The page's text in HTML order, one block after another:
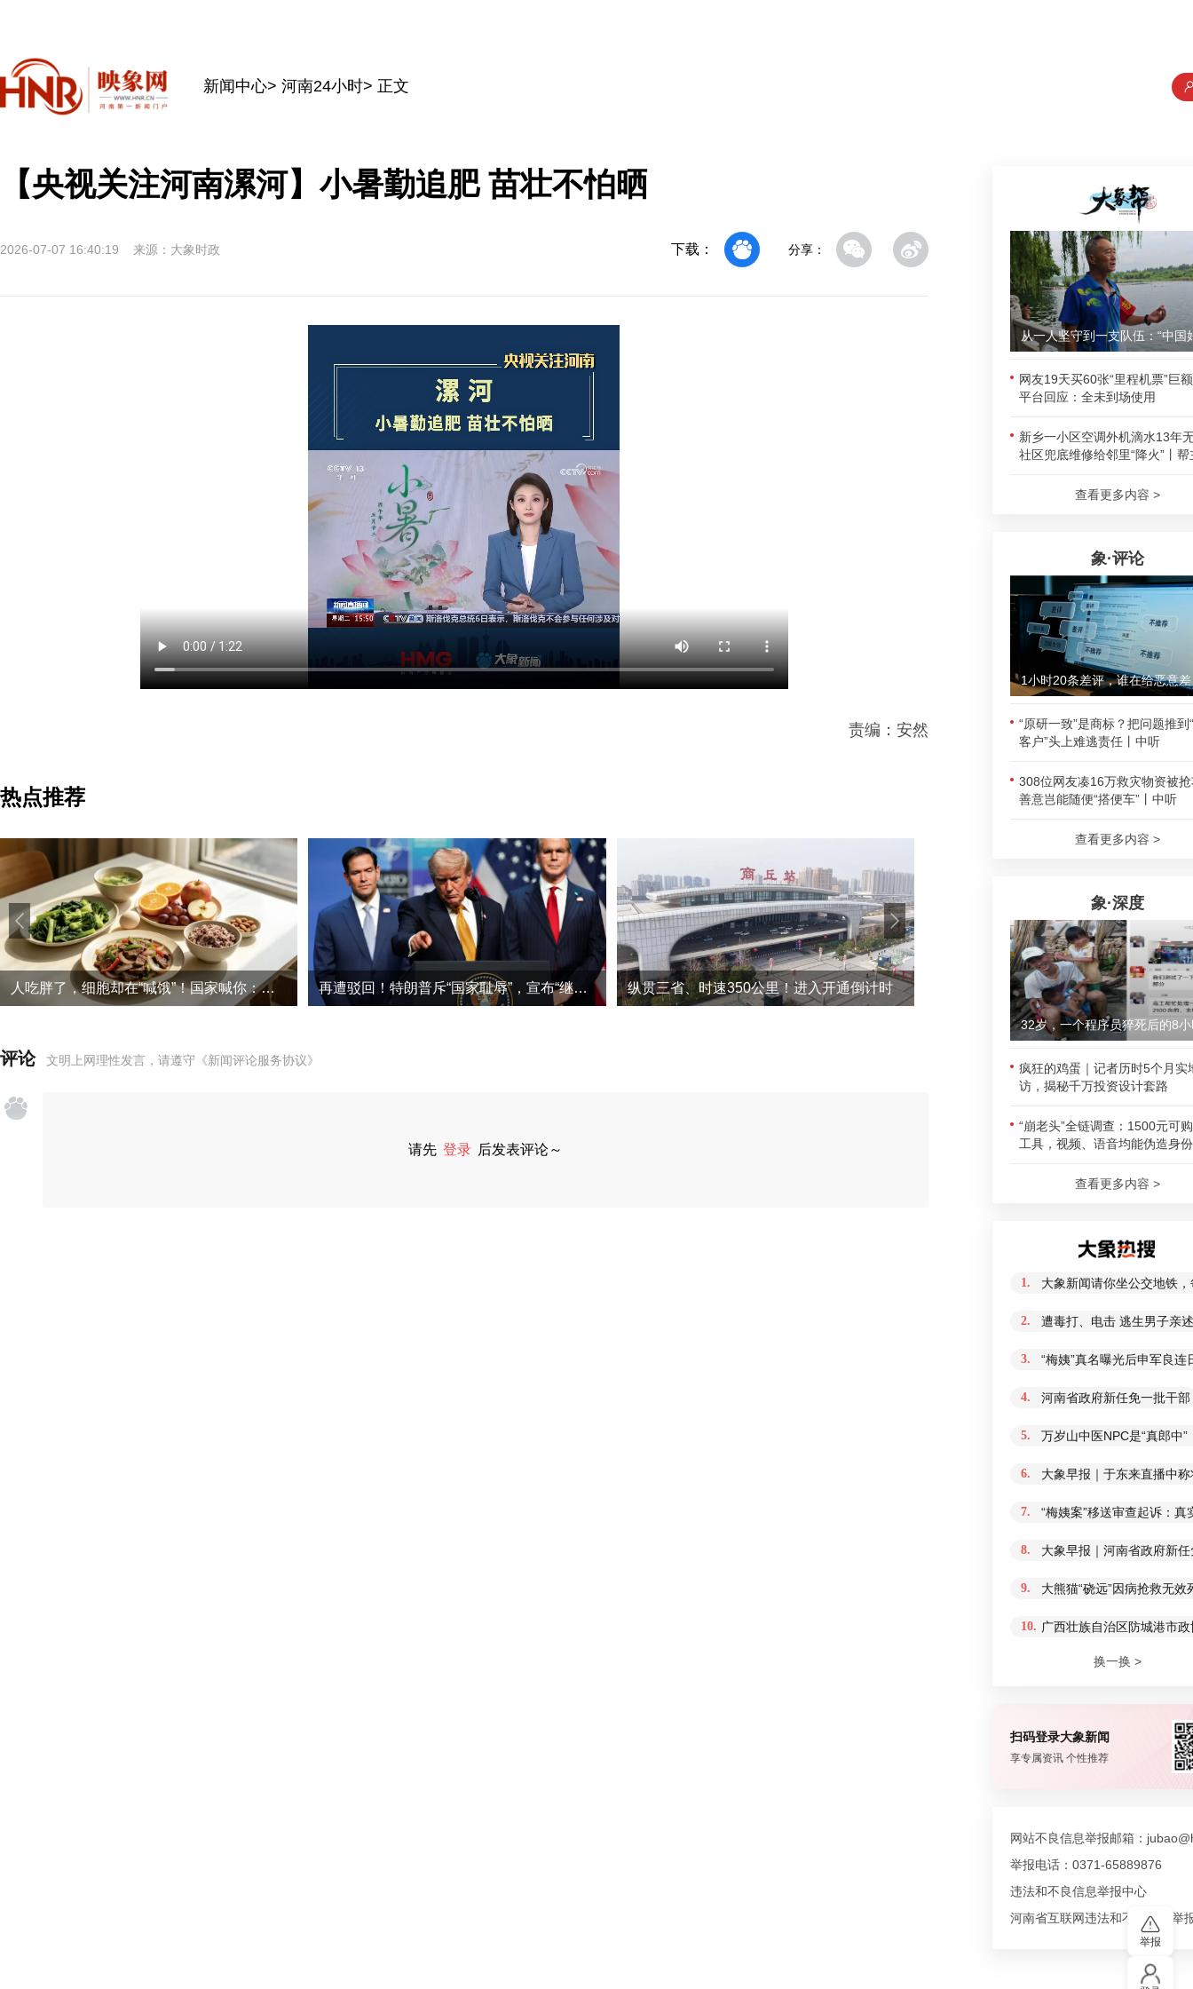
新闻中心> 河南24小时> 正文
【央视关注河南漯河】小暑勤追肥 苗壮不怕晒
2026-07-07 16:40:19 来源：大象时政 下载： 分享：
责编：安然
热点推荐
人吃胖了，细胞却在“喊饿”！国家喊你：多吃“高营养素密度食物” 再遭驳回！特朗普斥“国家耻辱”，宣布“继续上诉” 纵贯三省、时速350公里！进入开通倒计时
评论 文明上网理性发言，请遵守 《新闻评论服务协议》
请先 登录 后发表评论～
网友19天买60张“里程机票”巨
平台回应：全未到场使用
新乡一小区空调外机滴水13年
社区兜底维修给邻里“降火”丨帮
查看更多内容 >
象·评论
“原研一致”是商标？把问题推到
客户”头上难逃责任丨中听
308位网友凑16万救灾物资被
善意岂能随便“搭便车”丨中听
查看更多内容 >
象·深度
32岁，一个程序员猝死后的8
疯狂的鸡蛋｜记者历时5个月实
访，揭秘千万投资设计套路
“崩老头”全链调查：1500元可
工具，视频、语音均能伪造身份
查看更多内容 >
1. 大象新闻请你坐公交地铁
2. 遭毒打、电击 逃生男子亲
3. “梅姨”真名曝光后申军良
4. 河南省政府新任免一批干部
5. 万岁山中医NPC是“真郎中
6. 大象早报｜于东来直播中
7. “梅姨案”移送审查起诉：
8. 大象早报｜河南省政府新
9. 大熊猫“硗远”因病抢救无
10. 广西壮族自治区防城港市
换一换 >
扫码登录大象新闻
享专属资讯 个性推荐
网站不良信息举报邮箱：
举报电话：0371-65889876
违法和不良信息举报中心
河南省互联网违法和不良信息举
举报